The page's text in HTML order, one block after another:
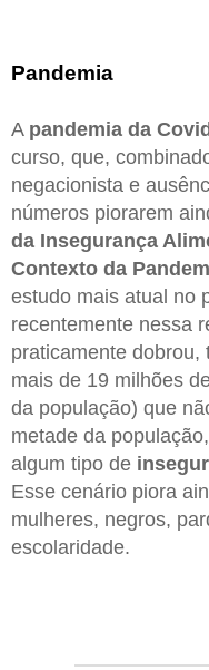
Pandemia
A pandemia da
curso, que,
negacionista e
números piorarem
da Insegurança
Contexto da
estudo mais atual no
recentemente nessa
praticamente dobrou,
mais de 19 milhões
da população) que
metade da
algum tipo de
Esse cenário piora
mulheres, negros,
escolaridade.